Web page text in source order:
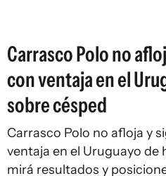
Carrasco Polo no
con ventaja en el
sobre césped
Carrasco Polo no afloja y
ventaja en el Uruguayo de
mirá resultados y